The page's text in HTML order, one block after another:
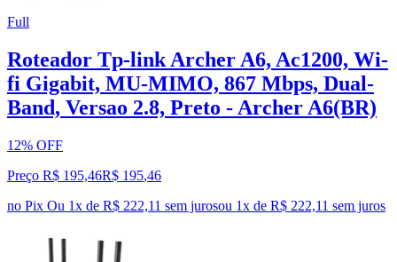
Full
Roteador Tp-link Archer A6, Ac1200, Wi-
fi Gigabit, MU-MIMO, 867 Mbps, Dual-
Band, Versao 2.8, Preto - Archer A6(BR)
12% OFF
Preço R$ 195,46R$ 195,46
no Pix Ou 1x de R$ 222,11 sem jurosou 1x de R$ 222,11 sem juros